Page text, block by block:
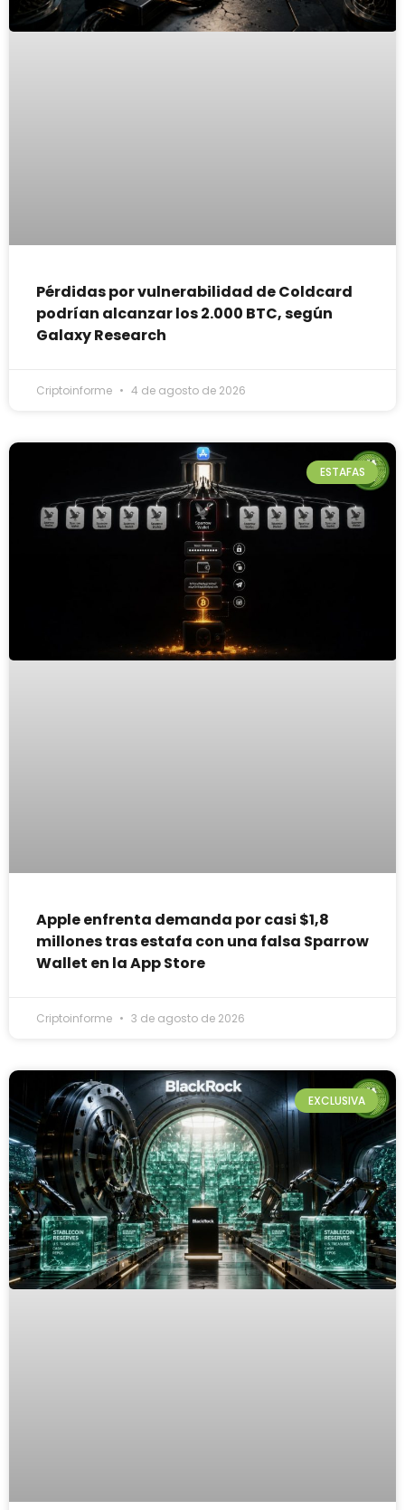
Pérdidas por vulnerabilidad de Coldcard
podrían alcanzar los 2.000 BTC, según
Galaxy Research
Criptoinforme 4 de agosto de 2026
ESTAFAS
Apple enfrenta demanda por casi $1,8
millones tras estafa con una falsa Sparrow
Wallet en la App Store
Criptoinforme 3 de agosto de 2026
EXCLUSIVA